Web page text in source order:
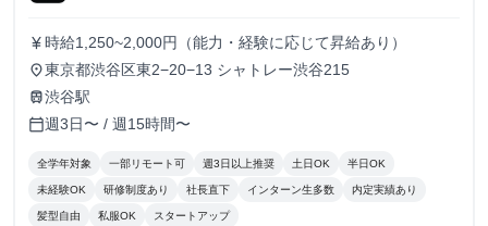
currency_yen 時給1,250~2,000円（能力・経験に応じて昇給あり）
place東京都渋谷区東2−20−13 シャトレー渋谷215
train渋谷駅
calendar_today週3日〜 / 週15時間〜
全学年対象 一部リモート可 週3日以上推奨 土日OK 半日OK
未経験OK 研修制度あり 社長直下 インターン生多数 内定実績あり
髪型自由 私服OK スタートアップ